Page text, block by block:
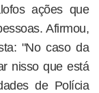
ações que
Afirmou,
"No caso da
nisso que está
de Polícia